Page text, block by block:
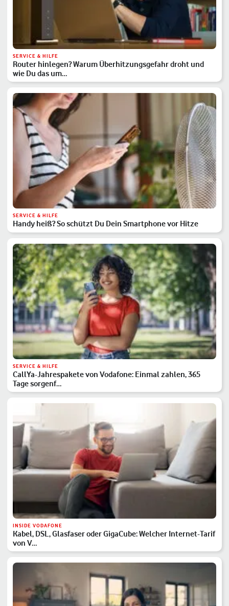
SERVICE & HILFE
Router hinlegen? Warum Überhitzungsgefahr droht und
wie Du das um…
SERVICE & HILFE
Handy heiß? So schützt Du Dein Smartphone vor Hitze
SERVICE & HILFE
CallYa-Jahrespakete von Vodafone: Einmal zahlen, 365
Tage sorgenf…
INSIDE VODAFONE
Kabel, DSL, Glasfaser oder GigaCube: Welcher Internet-Tarif
von V…